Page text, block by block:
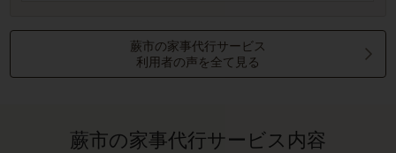
蕨市の家事代行サービス
利用者の声を全て見る
蕨市の家事代行サービス内容